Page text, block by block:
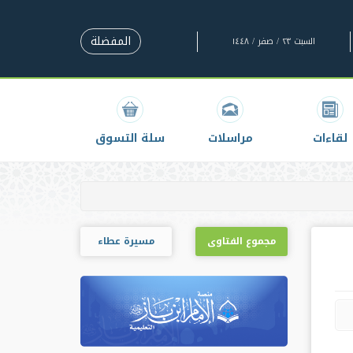
السبت ٢٣ / صفر / ١٤٤٨ المفضلة
لقاءات مراسلات سلة التسوق
مجموع الفتاوى مسيرة عطاء